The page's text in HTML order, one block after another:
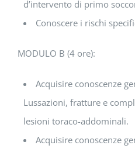
d’intervento di primo
Conoscere i rischi
MODULO B (4 ore):
Acquisire conoscenze
Lussazioni, fratture e
lesioni toraco-addominali.
Acquisire conoscenze